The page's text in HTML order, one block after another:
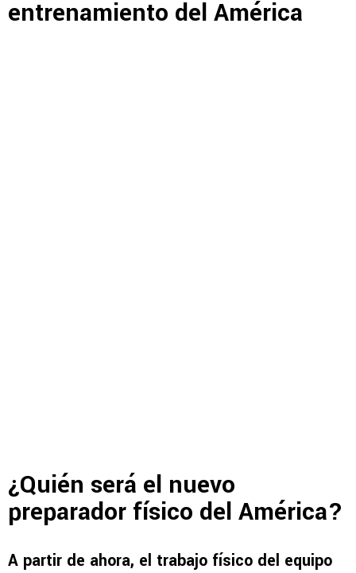
entrenamiento del América
¿Quién será el nuevo
preparador físico del América?
A partir de ahora, el trabajo físico del equipo